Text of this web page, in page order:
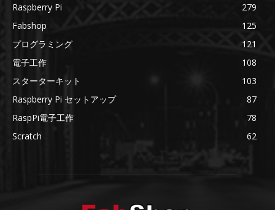
Raspberry Pi
279
Fabshop
125
プログラミング
121
電子工作
108
スターターキット
103
Raspberry Pi セットアップ
87
RaspPi電子工作
78
Scratch
62